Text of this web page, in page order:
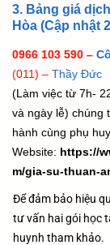
3. Bảng giá
Hòa (Cập nhật
0966 103 590 –
(011) – Thầy Đức
(Làm việc từ 7h-
và ngày lễ) chúng
hành cùng phụ
Website: https://
m/gia-su-thuan-
Để đảm bảo hiệu
tư vấn hai gói học
huynh tham khảo.